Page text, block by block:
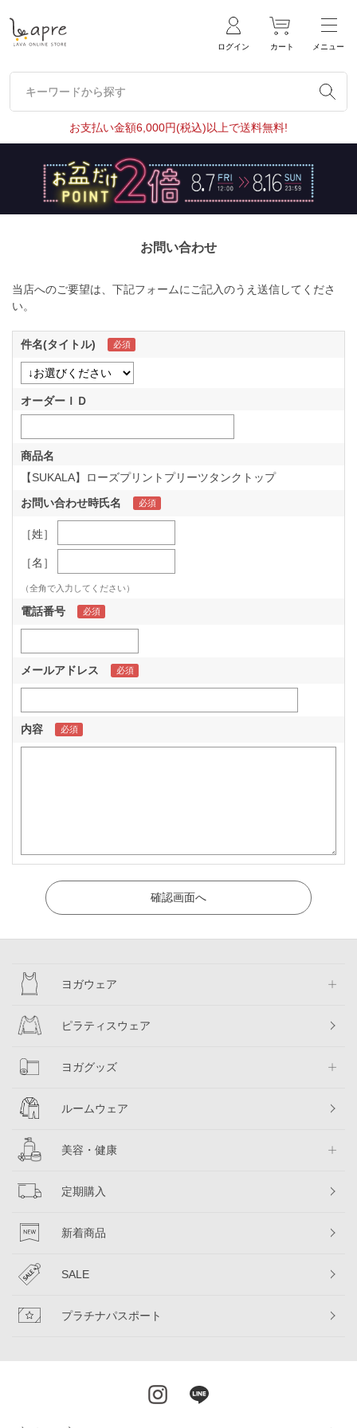
ログイン カート メニュー
キーワードから探す
キーワードから探す
お支払い金額6,000円(税込)以上で送料無料!
お問い合わせ
当店へのご要望は、下記フォームにご記入のうえ送信してくださ
い。
件名(タイトル)
オーダーＩＤ
商品名
【SUKALA】ローズプリントプリーツタンクトップ
お問い合わせ時氏名
［姓］
［名］
（全角で入力してください）
電話番号
メールアドレス
内容
ヨガウェア
ピラティスウェア
ヨガグッズ
ルームウェア
美容・健康
定期購入
新着商品
SALE
プラチナパスポート